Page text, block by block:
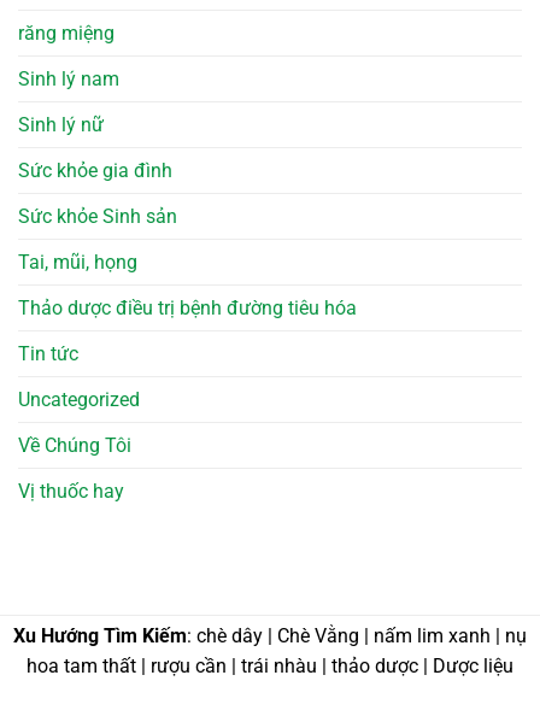
răng miệng
Sinh lý nam
Sinh lý nữ
Sức khỏe gia đình
Sức khỏe Sinh sản
Tai, mũi, họng
Thảo dược điều trị bệnh đường tiêu hóa
Tin tức
Uncategorized
Về Chúng Tôi
Vị thuốc hay
Xu Hướng Tìm Kiếm: chè dây | Chè Vằng | nấm lim xanh | nụ
hoa tam thất | rượu cần | trái nhàu | thảo dược | Dược liệu